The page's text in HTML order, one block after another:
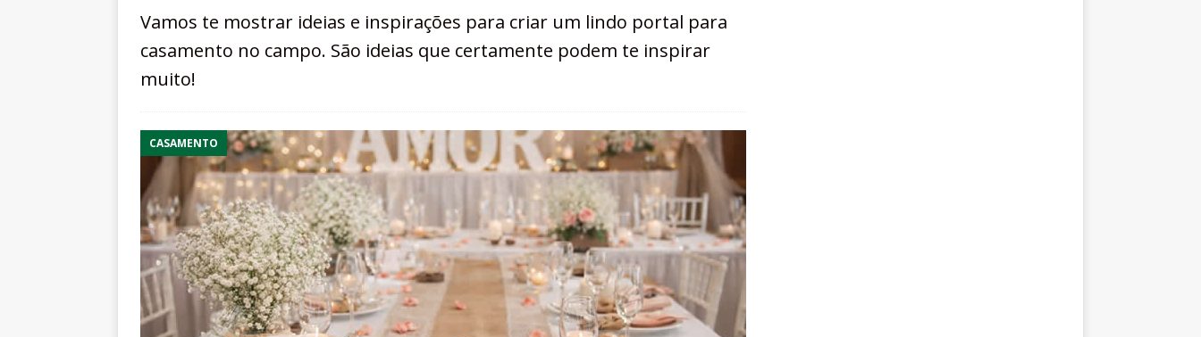
Vamos te mostrar ideias e inspirações para criar um lindo portal para
casamento no campo. São ideias que certamente podem te inspirar
muito!
CASAMENTO